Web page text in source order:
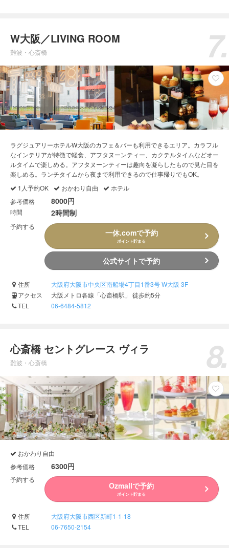
W大阪／LIVING ROOM
難波・心斎橋
ラグジュアリーホテルW大阪のカフェ＆バーも利用できるエリア。カラフル
なインテリアが特徴で軽食、アフタヌーンティー、カクテルタイムなどオー
ルタイムで楽しめる。アフタヌーンティーは趣向を凝らしたもので見た目を
楽しめる。ランチタイムから夜まで利用できるので仕事帰りでもOK。
1人予約OK
おかわり自由
ホテル
参考価格
8000円
時間 2時間制
予約する
一休.comで予約
ポイント貯まる
公式サイトで予約
住所
大阪府大阪市中央区南船場4丁目1番3号 W大阪 3F
アクセス
大阪メトロ各線「心斎橋駅」 徒歩約5分
TEL
06-6484-5812
心斎橋 セントグレース ヴィラ
難波・心斎橋
おかわり自由
参考価格
6300円
予約する
Ozmallで予約
ポイント貯まる
住所
大阪府大阪市西区新町1-1-18
TEL
06-7650-2154